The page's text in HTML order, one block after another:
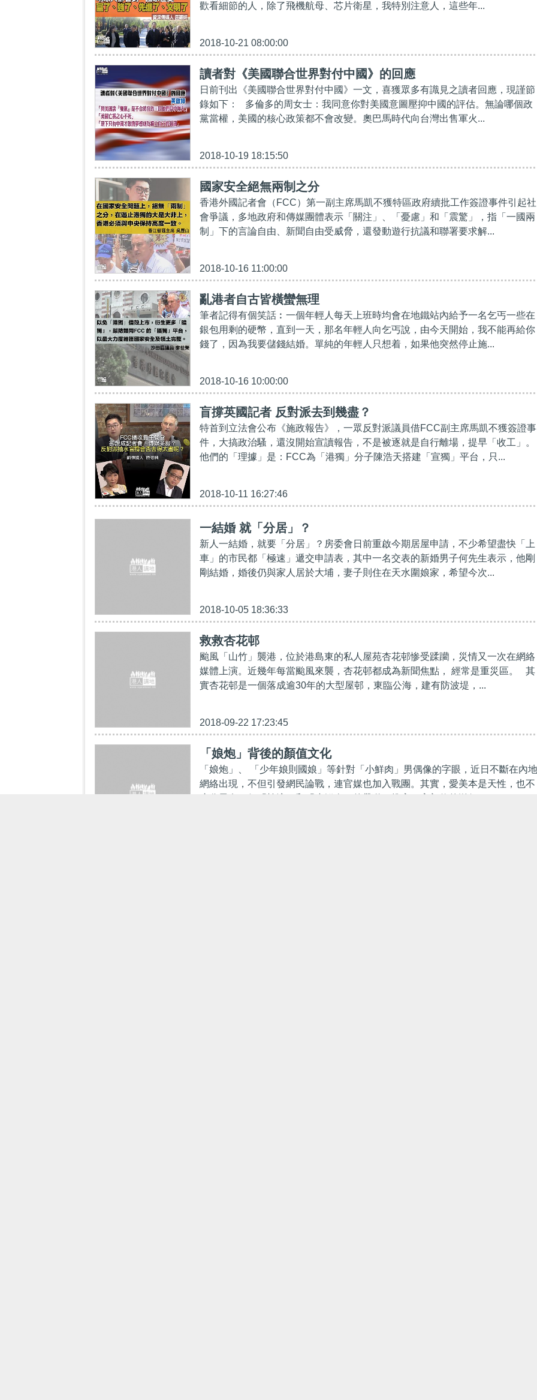
歡看細節的人，除了飛機航母、芯片衛星，我特別注意人，這些年...
2018-10-21 08:00:00
讀者對《美國聯合世界對付中國》的回應
日前刊出《美國聯合世界對付中國》一文，喜獲眾多有識見之讀者回應，現謹節
錄如下： 多倫多的周女士：我同意你對美國意圖壓抑中國的評估。無論哪個政
黨當權，美國的核心政策都不會改變。奧巴馬時代向台灣出售軍火...
2018-10-19 18:15:50
國家安全絕無兩制之分
香港外國記者會（FCC）第一副主席馬凱不獲特區政府續批工作簽證事件引起社
會爭議，多地政府和傳媒團體表示「關注」、「憂慮」和「震驚」，指「一國兩
制」下的言論自由、新聞自由受威脅，還發動遊行抗議和聯署要求解...
2018-10-16 11:00:00
亂港者自古皆橫蠻無理
筆者記得有個笑話︰一個年輕人每天上班時均會在地鐵站內給予一名乞丐一些在
銀包用剩的硬幣，直到一天，那名年輕人向乞丐說，由今天開始，我不能再給你
錢了，因為我要儲錢結婚。單純的年輕人只想着，如果他突然停止施...
2018-10-16 10:00:00
盲撐英國記者 反對派去到幾盡？
特首到立法會公布《施政報告》，一眾反對派議員借FCC副主席馬凱不獲簽證事
件，大搞政治騷，還沒開始宣讀報告，不是被逐就是自行離場，提早「收工」。
他們的「理據」是：FCC為「港獨」分子陳浩天搭建「宣獨」平台，只...
2018-10-11 16:27:46
一結婚 就「分居」？
新人一結婚，就要「分居」？房委會日前重啟今期居屋申請，不少希望盡快「上
車」的市民都「極速」遞交申請表，其中一名交表的新婚男子何先生表示，他剛
剛結婚，婚後仍與家人居於大埔，妻子則住在天水圍娘家，希望今次...
2018-10-05 18:36:33
救救杏花邨
颱風「山竹」襲港，位於港島東的私人屋苑杏花邨惨受蹂躪，災情又一次在網絡
媒體上演。近幾年每當颱風來襲，杏花邨都成為新聞焦點， 經常是重災區。 其
實杏花邨是一個落成逾30年的大型屋邨，東臨公海，建有防波堤，...
2018-09-22 17:23:45
「娘炮」背後的顏值文化
「娘炮」、 「少年娘則國娘」等針對「小鮮肉」男偶像的字眼，近日不斷在內地
網絡出現，不但引發網民論戰，連官媒也加入戰團。其實，愛美本是天性，也不